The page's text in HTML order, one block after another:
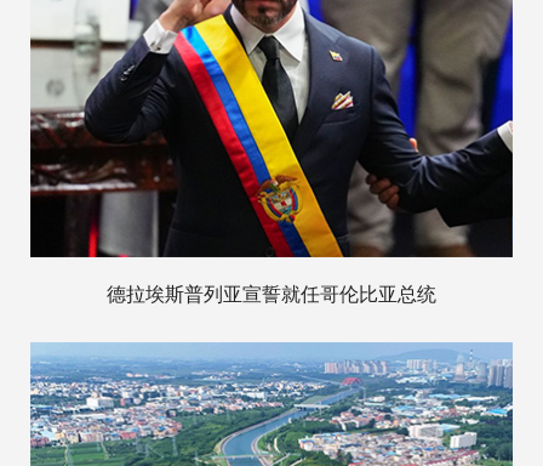
德拉埃斯普列亚宣誓就任哥伦比亚总统